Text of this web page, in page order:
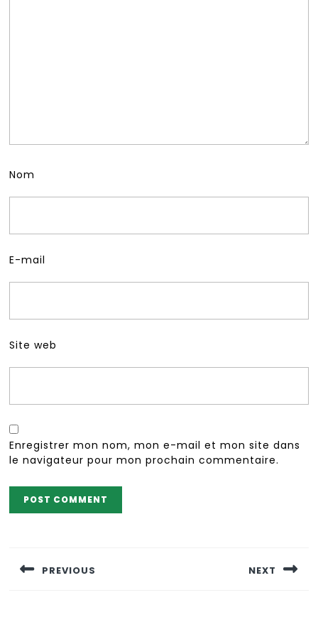
Nom
E-mail
Site web
Enregistrer mon nom, mon e-mail et mon site dans
le navigateur pour mon prochain commentaire.
l’article
PREVIOUS NEXT